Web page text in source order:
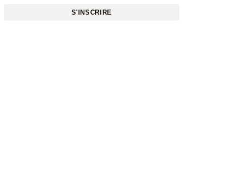
S'INSCRIRE